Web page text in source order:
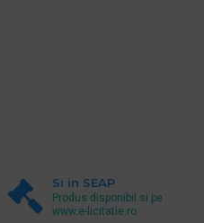
Si in SEAP
Produs disponibil si pe
www.e-licitatie.ro